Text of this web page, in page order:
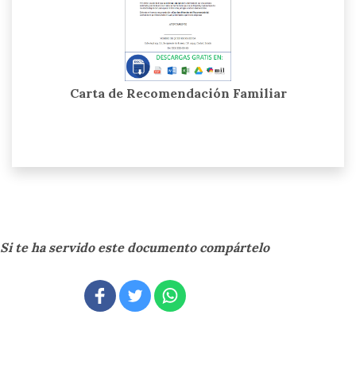
Carta de Recomendación Familiar
Si te ha servido este documento compártelo